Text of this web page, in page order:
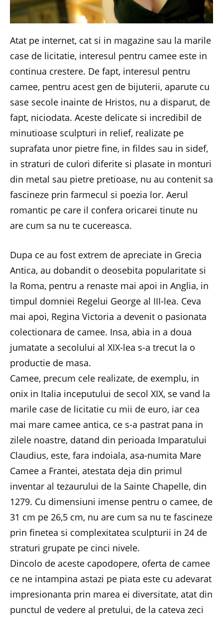
Atat pe internet, cat si in magazine sau la marile
case de licitatie, interesul pentru camee este in
continua crestere. De fapt, interesul pentru
camee, pentru acest gen de bijuterii, aparute cu
sase secole inainte de Hristos, nu a disparut, de
fapt, niciodata. Aceste delicate si incredibil de
minutioase sculpturi in relief, realizate pe
suprafata unor pietre fine, in fildes sau in sidef,
in straturi de culori diferite si plasate in monturi
din metal sau pietre pretioase, nu au contenit sa
fascineze prin farmecul si poezia lor. Aerul
romantic pe care il confera oricarei tinute nu
are cum sa nu te cucereasca.
Dupa ce au fost extrem de apreciate in Grecia
Antica, au dobandit o deosebita popularitate si
la Roma, pentru a renaste mai apoi in Anglia, in
timpul domniei Regelui George al III-lea. Ceva
mai apoi, Regina Victoria a devenit o pasionata
colectionara de camee. Insa, abia in a doua
jumatate a secolului al XIX-lea s-a trecut la o
productie de masa.
Camee, precum cele realizate, de exemplu, in
onix in Italia inceputului de secol XIX, se vand la
marile case de licitatie cu mii de euro, iar cea
mai mare camee antica, ce s-a pastrat pana in
zilele noastre, datand din perioada Imparatului
Claudius, este, fara indoiala, asa-numita Mare
Camee a Frantei, atestata deja din primul
inventar al tezaurului de la Sainte Chapelle, din
1279. Cu dimensiuni imense pentru o camee, de
31 cm pe 26,5 cm, nu are cum sa nu te fascineze
prin finetea si complexitatea sculpturii in 24 de
straturi grupate pe cinci nivele.
Dincolo de aceste capodopere, oferta de camee
ce ne intampina astazi pe piata este cu adevarat
impresionanta prin marea ei diversitate, atat din
punctul de vedere al pretului, de la cateva zeci